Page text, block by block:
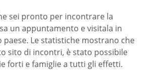
sei pronto per incontrare la
un appuntamento e visitala in
paese. Le statistiche mostrano che
sito di incontri, è stato possibile
forti e famiglie a tutti gli effetti.